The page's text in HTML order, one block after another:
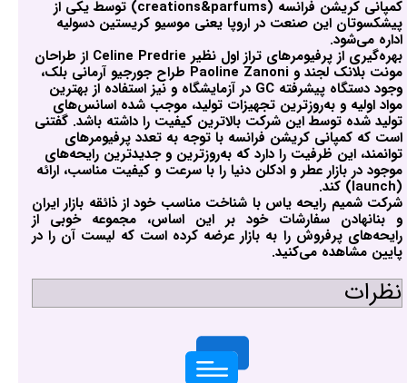
کمپانی کریشن فرانسه (creations&parfums) توسط یکی از
پیشکسوتان این صنعت در اروپا یعنی موسیو کریستین دسولیه
اداره می‌شود.
بهره‌گیری از پرفیومرهای تراز اول نظیر Celine Predrie از طراحان
مونت بلانک لجند و Paoline Zanoni طراح جورجیو آرمانی بلک،
وجود دستگاه پیشرفته GC در آزمایشگاه و نیز استفاده از بهترین
مواد اولیه و به‌روزترین تجهیزات تولید، موجب شده اسانس‌های
تولید شده توسط این شرکت بالاترین کیفیت را داشته باشد. گفتنی
است که کمپانی کریشن فرانسه با توجه به تعدد پرفیومرهای
توانمند، این ظرفیت را دارد که به‌روزترین و جدیدترین رایحه‌های
موجود در بازار عطر و ادکلن دنیا را با سرعت و کیفیت مناسب، ارائه
(launch) کند.
شرکت شمیم رایحه یاس با شناخت مناسب خود از ذائقه بازار ایران
و بنانهادن سفارشات خود بر این اساس، مجموعه خوبی از
رایحه‌های پرفروش را به بازار عرضه کرده است که لیست آن را در
پایین مشاهده می‌کنید.
نظرات